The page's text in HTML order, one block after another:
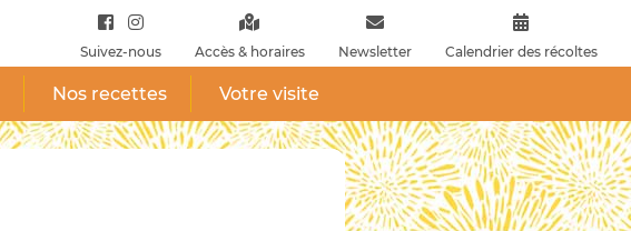
Suivez-nous Accès & horaires Newsletter Calendrier des récoltes
Nos recettes Votre visite